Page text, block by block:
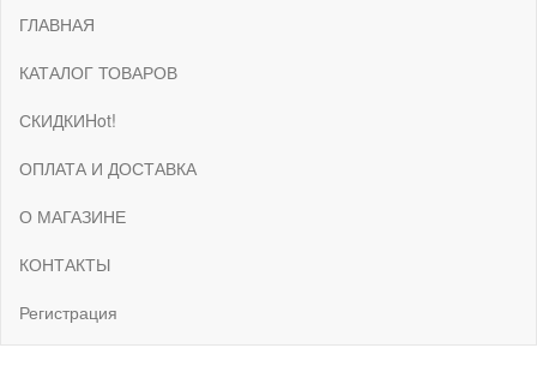
ГЛАВНАЯ
КАТАЛОГ ТОВАРОВ
СКИДКИHot!
ОПЛАТА И ДОСТАВКА
О МАГАЗИНЕ
КОНТАКТЫ
Регистрация